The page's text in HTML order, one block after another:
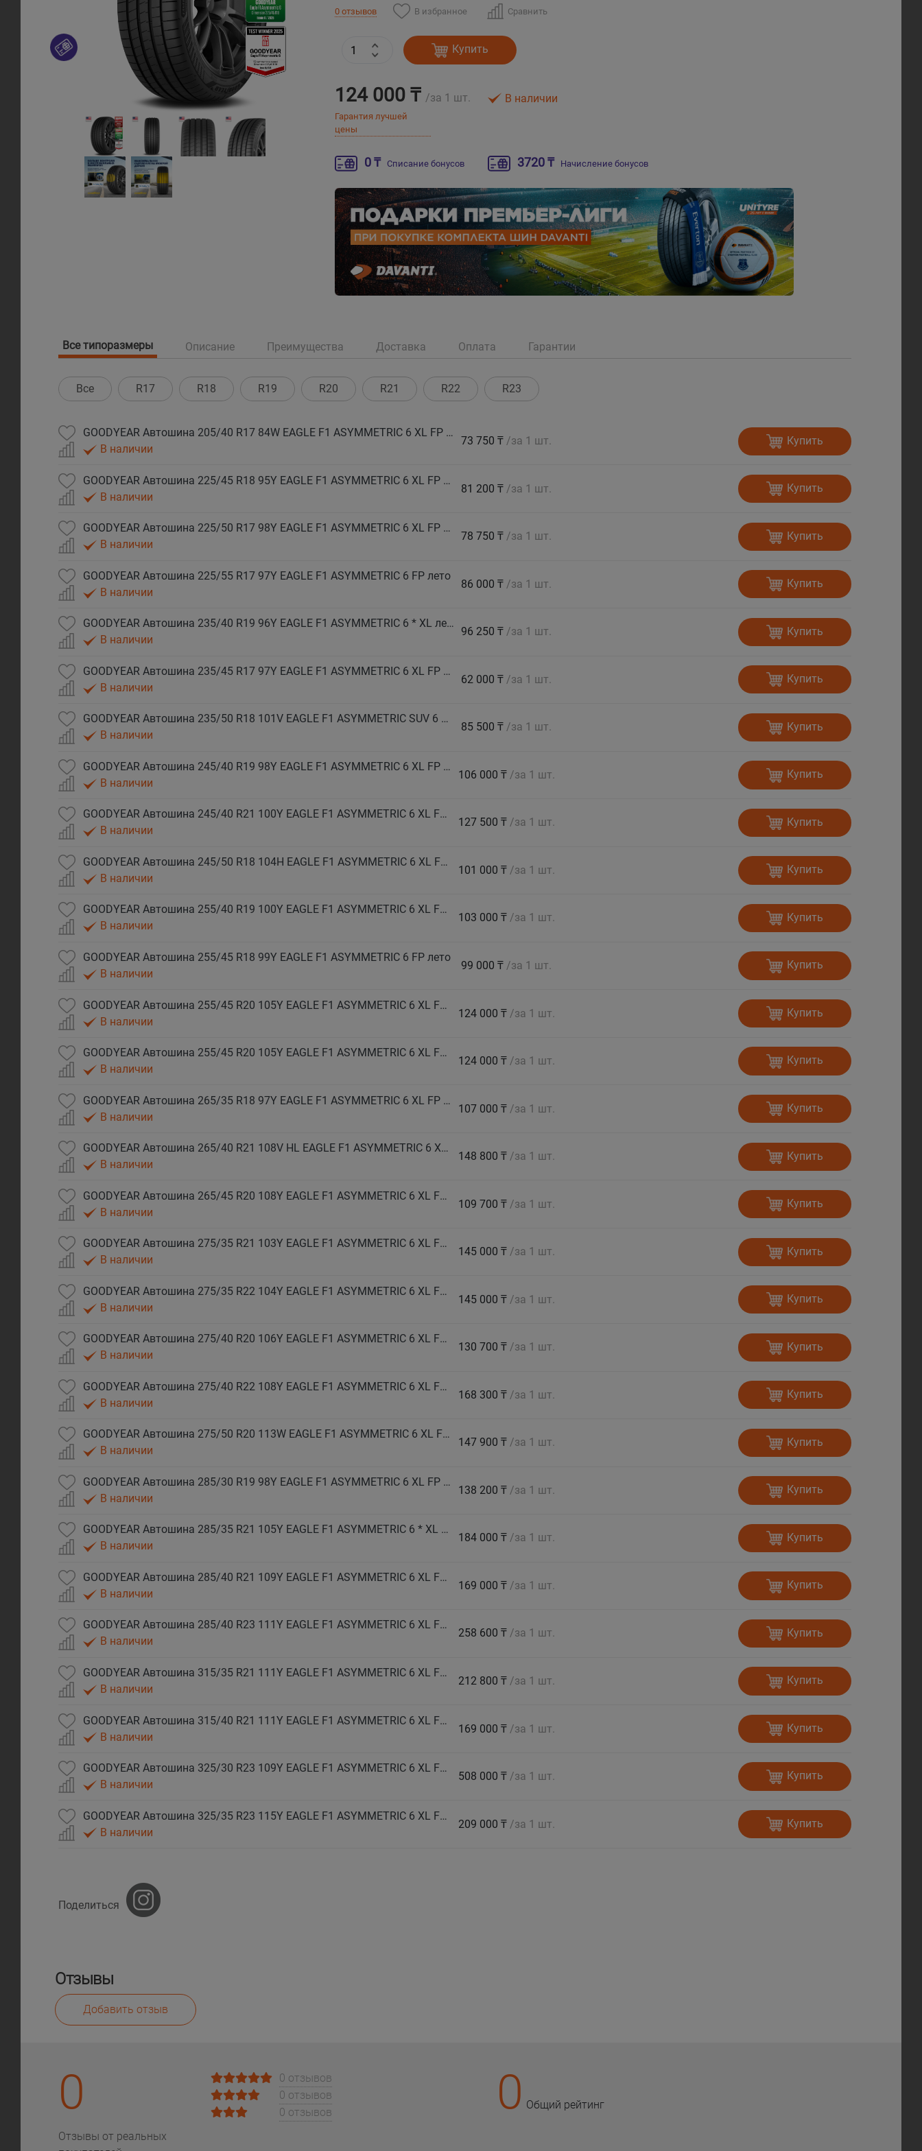
0 отзывов В избранное Сравнить
Купить
124 000 ₸ /за 1 шт.
Гарантия лучшей
цены
В наличии
0 ₸ Списание бонусов 3720 ₸ Начисление бонусов
Все типоразмеры Описание Преимущества Доставка Оплата Гарантии
Все R17 R18 R19 R20 R21 R22 R23
GOODYEAR Автошина 205/40 R17 84W EAGLE F1 ASYMMETRIC 6 XL FP лето
В наличии
73 750 ₸ /за 1 шт. Купить
GOODYEAR Автошина 225/45 R18 95Y EAGLE F1 ASYMMETRIC 6 XL FP лето
В наличии
81 200 ₸ /за 1 шт. Купить
GOODYEAR Автошина 225/50 R17 98Y EAGLE F1 ASYMMETRIC 6 XL FP лето
В наличии
78 750 ₸ /за 1 шт. Купить
GOODYEAR Автошина 225/55 R17 97Y EAGLE F1 ASYMMETRIC 6 FP лето
В наличии
86 000 ₸ /за 1 шт. Купить
GOODYEAR Автошина 235/40 R19 96Y EAGLE F1 ASYMMETRIC 6 * XL лето
В наличии
96 250 ₸ /за 1 шт. Купить
GOODYEAR Автошина 235/45 R17 97Y EAGLE F1 ASYMMETRIC 6 XL FP лето
В наличии
62 000 ₸ /за 1 шт. Купить
GOODYEAR Автошина 235/50 R18 101V EAGLE F1 ASYMMETRIC SUV 6 XL FP лето
В наличии
85 500 ₸ /за 1 шт. Купить
GOODYEAR Автошина 245/40 R19 98Y EAGLE F1 ASYMMETRIC 6 XL FP EV-Ready лето
В наличии
106 000 ₸ /за 1 шт. Купить
GOODYEAR Автошина 245/40 R21 100Y EAGLE F1 ASYMMETRIC 6 XL FP EV-Ready лето
В наличии
127 500 ₸ /за 1 шт. Купить
GOODYEAR Автошина 245/50 R18 104H EAGLE F1 ASYMMETRIC 6 XL FP лето
В наличии
101 000 ₸ /за 1 шт. Купить
GOODYEAR Автошина 255/40 R19 100Y EAGLE F1 ASYMMETRIC 6 XL FP лето
В наличии
103 000 ₸ /за 1 шт. Купить
GOODYEAR Автошина 255/45 R18 99Y EAGLE F1 ASYMMETRIC 6 FP лето
В наличии
99 000 ₸ /за 1 шт. Купить
GOODYEAR Автошина 255/45 R20 105Y EAGLE F1 ASYMMETRIC 6 XL FP лето
В наличии
124 000 ₸ /за 1 шт. Купить
GOODYEAR Автошина 255/45 R20 105Y EAGLE F1 ASYMMETRIC 6 XL FP (MEA) лето
В наличии
124 000 ₸ /за 1 шт. Купить
GOODYEAR Автошина 265/35 R18 97Y EAGLE F1 ASYMMETRIC 6 XL FP лето
В наличии
107 000 ₸ /за 1 шт. Купить
GOODYEAR Автошина 265/40 R21 108V HL EAGLE F1 ASYMMETRIC 6 XL FP EV-Ready лето
В наличии
148 800 ₸ /за 1 шт. Купить
GOODYEAR Автошина 265/45 R20 108Y EAGLE F1 ASYMMETRIC 6 XL FP EV-Ready лето
В наличии
109 700 ₸ /за 1 шт. Купить
GOODYEAR Автошина 275/35 R21 103Y EAGLE F1 ASYMMETRIC 6 XL FP EV-Ready лето
В наличии
145 000 ₸ /за 1 шт. Купить
GOODYEAR Автошина 275/35 R22 104Y EAGLE F1 ASYMMETRIC 6 XL FP EV-Ready лето
В наличии
145 000 ₸ /за 1 шт. Купить
GOODYEAR Автошина 275/40 R20 106Y EAGLE F1 ASYMMETRIC 6 XL FP EV-Ready лето
В наличии
130 700 ₸ /за 1 шт. Купить
GOODYEAR Автошина 275/40 R22 108Y EAGLE F1 ASYMMETRIC 6 XL FP EV-Ready лето
В наличии
168 300 ₸ /за 1 шт. Купить
GOODYEAR Автошина 275/50 R20 113W EAGLE F1 ASYMMETRIC 6 XL FP EV-Ready лето
В наличии
147 900 ₸ /за 1 шт. Купить
GOODYEAR Автошина 285/30 R19 98Y EAGLE F1 ASYMMETRIC 6 XL FP лето
В наличии
138 200 ₸ /за 1 шт. Купить
GOODYEAR Автошина 285/35 R21 105Y EAGLE F1 ASYMMETRIC 6 * XL лето
В наличии
184 000 ₸ /за 1 шт. Купить
GOODYEAR Автошина 285/40 R21 109Y EAGLE F1 ASYMMETRIC 6 XL FP EV-Ready лето
В наличии
169 000 ₸ /за 1 шт. Купить
GOODYEAR Автошина 285/40 R23 111Y EAGLE F1 ASYMMETRIC 6 XL FP EV-Ready лето
В наличии
258 600 ₸ /за 1 шт. Купить
GOODYEAR Автошина 315/35 R21 111Y EAGLE F1 ASYMMETRIC 6 XL FP EV-Ready лето
В наличии
212 800 ₸ /за 1 шт. Купить
GOODYEAR Автошина 315/40 R21 111Y EAGLE F1 ASYMMETRIC 6 XL FP EV-Ready лето
В наличии
169 000 ₸ /за 1 шт. Купить
GOODYEAR Автошина 325/30 R23 109Y EAGLE F1 ASYMMETRIC 6 XL FP EV-Ready лето
В наличии
508 000 ₸ /за 1 шт. Купить
GOODYEAR Автошина 325/35 R23 115Y EAGLE F1 ASYMMETRIC 6 XL FP EV-Ready лето
В наличии
209 000 ₸ /за 1 шт. Купить
Поделиться
Отзывы
Добавить отзыв
0
Отзывы от реальных
0 отзывов
0 отзывов
0 отзывов
0 Общий рейтинг